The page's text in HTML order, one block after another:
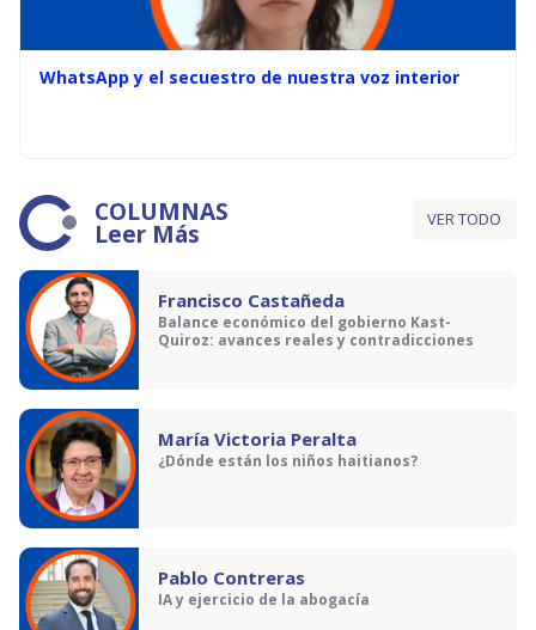
WhatsApp y el secuestro de nuestra voz interior
COLUMNAS
Leer Más VER TODO
Francisco Castañeda
Balance económico del gobierno Kast-
Quiroz: avances reales y contradicciones
María Victoria Peralta
¿Dónde están los niños haitianos?
Pablo Contreras
IA y ejercicio de la abogacía